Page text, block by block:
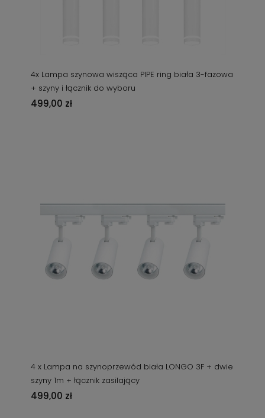
4x Lampa szynowa wisząca PIPE ring biała 3-fazowa
+ szyny i łącznik do wyboru
499,00 zł
4 x Lampa na szynoprzewód biała LONGO 3F + dwie
szyny 1m + łącznik zasilający
499,00 zł